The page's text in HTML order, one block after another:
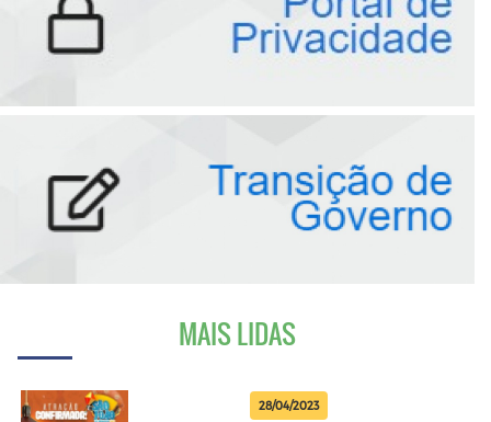
MAIS LIDAS
28/04/2023